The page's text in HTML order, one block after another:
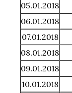
05.01.2018
06.01.2018
07.01.2018
08.01.2018
09.01.2018
10.01.2018